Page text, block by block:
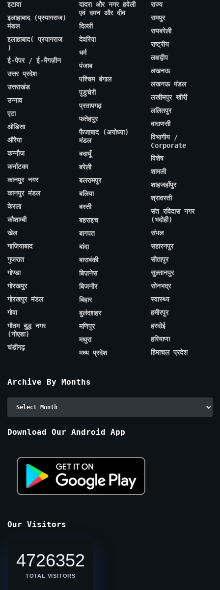
इटावा
इलाहाबाद (प्रयागराज)
मंडल
इलाहाबाद( प्रयागराज
)
ई-पेपर / ई-मैगज़ीन
उत्तर प्रदेश
उत्तराखंड
उन्नाव
एटा
ओडिसा
औरैया
कन्नौज
कर्नाटका
कानपुर नगर
कानपुर मंडल
केरला
कौशाम्बी
खेल
गाजियाबाद
गुजरात
गोण्डा
गोरखपुर
गोरखपुर मंडल
गोवा
गौतम बुद्ध नगर
(नोएडा)
चंडीगढ़
दादरा और नगर हवेली
एवं दमन और दीव
दिल्ली
देवरिया
धर्म
पंजाब
पश्चिम बंगाल
पुडुचेरी
प्रतापगढ़
फतेहपुर
फैजाबाद (अयोध्या)
मंडल
बदायूँ
बरेली
बलरामपुर
बलिया
बस्ती
बहराइच
बागपत
बांदा
बाराबंकी
बिज़नेस
बिजनौर
बिहार
बुलंदशहर
मणिपुर
मथुरा
मध्य प्रदेश
राज्य
रामपुर
रायबरेली
राष्ट्रीय
लक्षद्वीप
लखनऊ
लखनऊ मंडल
लखीमपुर खीरी
ललितपुर
वाराणसी
विभागीय /
Corporate
विशेष
शामली
शाहजहाँपुर
श्रावस्ती
संत रविदास नगर
(भदोही)
संभल
सहारनपुर
सीतापुर
सुल्तानपुर
सोनभद्र
स्वास्थ्य
हमीरपुर
हरदोई
हरियाणा
हिमाचल प्रदेश
Archive By Months
Download Our Android App
Our Visitors
4726352
TOTAL VISITORS